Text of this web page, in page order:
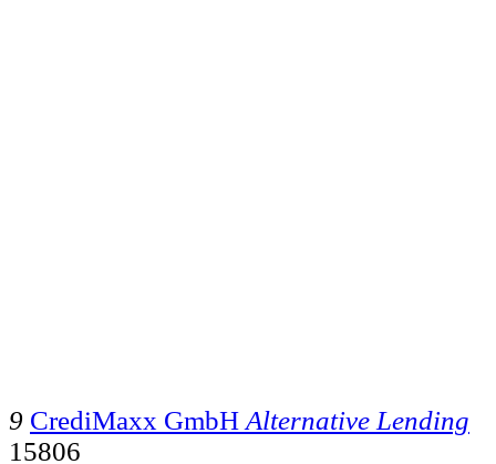
9 CrediMaxx GmbH Alternative Lending
15806